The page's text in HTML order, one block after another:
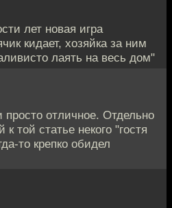
лет новая игра
кидает, хозяйка за ним
лаять на весь дом"
отличное. Отдельно
той статье некого "гостя
то крепко обидел